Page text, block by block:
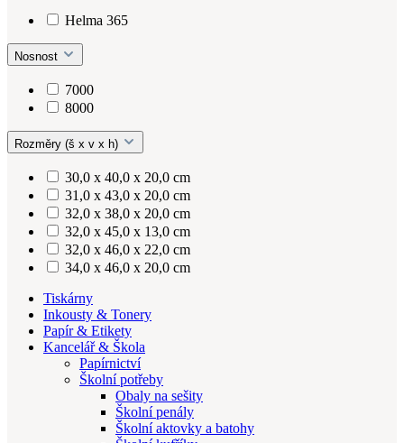
Helma 365
Nosnost
7000
8000
Rozměry (š x v x h)
30,0 x 40,0 x 20,0 cm
31,0 x 43,0 x 20,0 cm
32,0 x 38,0 x 20,0 cm
32,0 x 45,0 x 13,0 cm
32,0 x 46,0 x 22,0 cm
34,0 x 46,0 x 20,0 cm
Tiskárny
Inkousty & Tonery
Papír & Etikety
Kancelář & Škola
Papírnictví
Školní potřeby
Obaly na sešity
Školní penály
Školní aktovky a batohy